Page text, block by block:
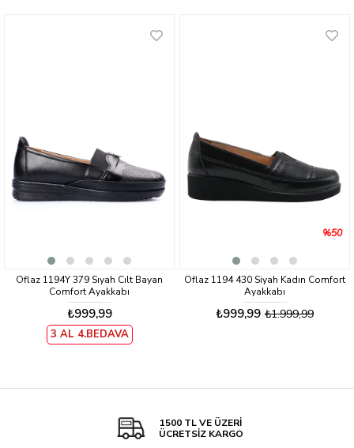
Oflaz 1194Y 379 Sıyah Cılt Bayan
Comfort Ayakkabı
₺999,99
3 AL 4.BEDAVA
Oflaz 1194 430 Siyah Kadın Comfort
Ayakkabı
₺999,99 ₺1.999,99
%50
1500 TL VE ÜZERİ
ÜCRETSİZ KARGO